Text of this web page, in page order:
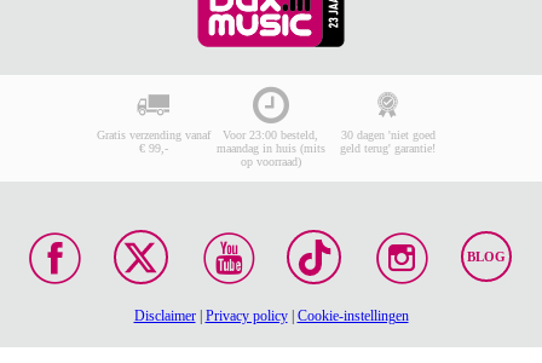
Gratis verzending vanaf
€ 99,-
Voor 23:00 besteld,
maandag in huis (mits
op voorraad)
30 dagen 'niet goed
geld terug' garantie!
BLOG
Disclaimer| Privacy policy| Cookie-instellingen